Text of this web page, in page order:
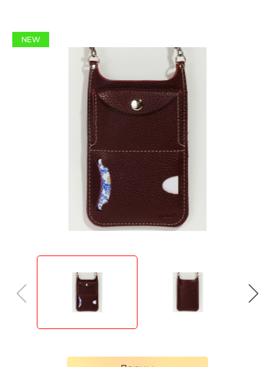
NEW